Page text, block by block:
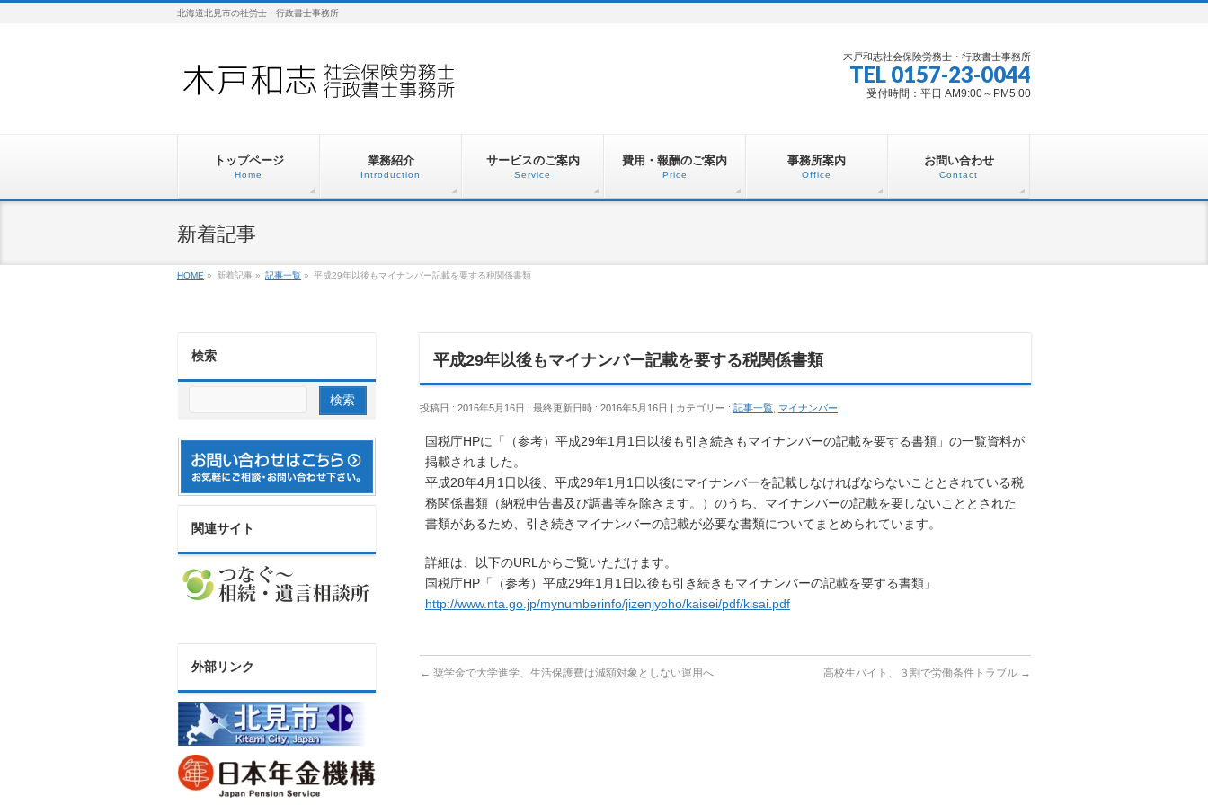
北海道北見市の社労士・行政書士事務所
木戸和志社会保険労務士・行政書士事務所
TEL 0157-23-0044
受付時間：平日 AM9:00～PM5:00
トップページ
Home
業務紹介
Introduction
サービスのご案内
Service
費用・報酬のご案内
Price
事務所案内
Office
お問い合わせ
Contact
新着記事
HOME » 新着記事 » 記事一覧 » 平成29年以後もマイナンバー記載を要する税関係書類
平成29年以後もマイナンバー記載を要する税関係書類
投稿日 : 2016年5月16日 最終更新日時 : 2016年5月16日 カテゴリー : 記事一覧 マイナンバー
国税庁HPに「（参考）平成29年1月1日以後も引き続きもマイナンバーの記載を要する書類」の一覧資料が
掲載されました。
平成28年4月1日以後、平成29年1月1日以後にマイナンバーを記載しなければならないこととされている税
務関係書類（納税申告書及び調書等を除きます。）のうち、マイナンバーの記載を要しないこととされた
書類があるため、引き続きマイナンバーの記載が必要な書類についてまとめられています。
詳細は、以下のURLからご覧いただけます。
国税庁HP「（参考）平成29年1月1日以後も引き続きもマイナンバーの記載を要する書類」
http://www.nta.go.jp/mynumberinfo/jizenjyoho/kaisei/pdf/kisai.pdf
← 奨学金で大学進学、生活保護費は減額対象としない運用へ 高校生バイト、３割で労働条件トラブル →
検索
関連サイト
外部リンク